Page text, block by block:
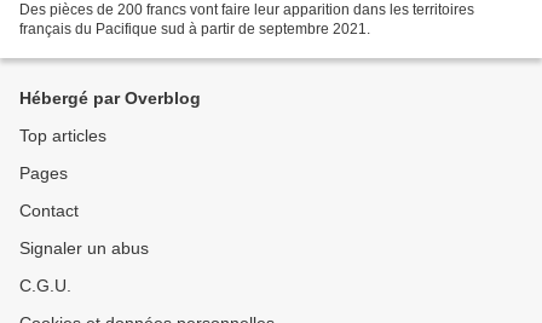
Des pièces de 200 francs vont faire leur apparition dans les territoires
français du Pacifique sud à partir de septembre 2021.
Hébergé par Overblog
Top articles
Pages
Contact
Signaler un abus
C.G.U.